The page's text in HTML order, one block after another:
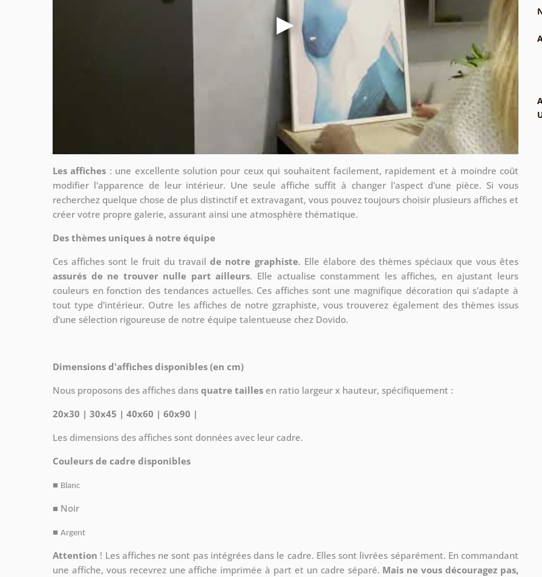
Les affiches : une excellente solution pour ceux qui souhaitent facilement, rapidement et à moindre coût
modifier l'apparence de leur intérieur. Une seule affiche suffit à changer l'aspect d'une pièce. Si vous
recherchez quelque chose de plus distinctif et extravagant, vous pouvez toujours choisir plusieurs affiches et
créer votre propre galerie, assurant ainsi une atmosphère thématique.
Des thèmes uniques à notre équipe
Ces affiches sont le fruit du travail de notre graphiste. Elle élabore des thèmes spéciaux que vous êtes
assurés de ne trouver nulle part ailleurs. Elle actualise constamment les affiches, en ajustant leurs
couleurs en fonction des tendances actuelles. Ces affiches sont une magnifique décoration qui s'adapte à
tout type d'intérieur. Outre les affiches de notre gzraphiste, vous trouverez également des thèmes issus
d'une sélection rigoureuse de notre équipe talentueuse chez Dovido.
Dimensions d'affiches disponibles (en cm)
Nous proposons des affiches dans quatre tailles en ratio largeur x hauteur, spécifiquement :
20x30 | 30x45 | 40x60 | 60x90 |
Les dimensions des affiches sont données avec leur cadre.
Couleurs de cadre disponibles
■ Blanc
■ Noir
■ Argent
Attention ! Les affiches ne sont pas intégrées dans le cadre. Elles sont livrées séparément. En commandant
une affiche, vous recevrez une affiche imprimée à part et un cadre séparé. Mais ne vous découragez pas,